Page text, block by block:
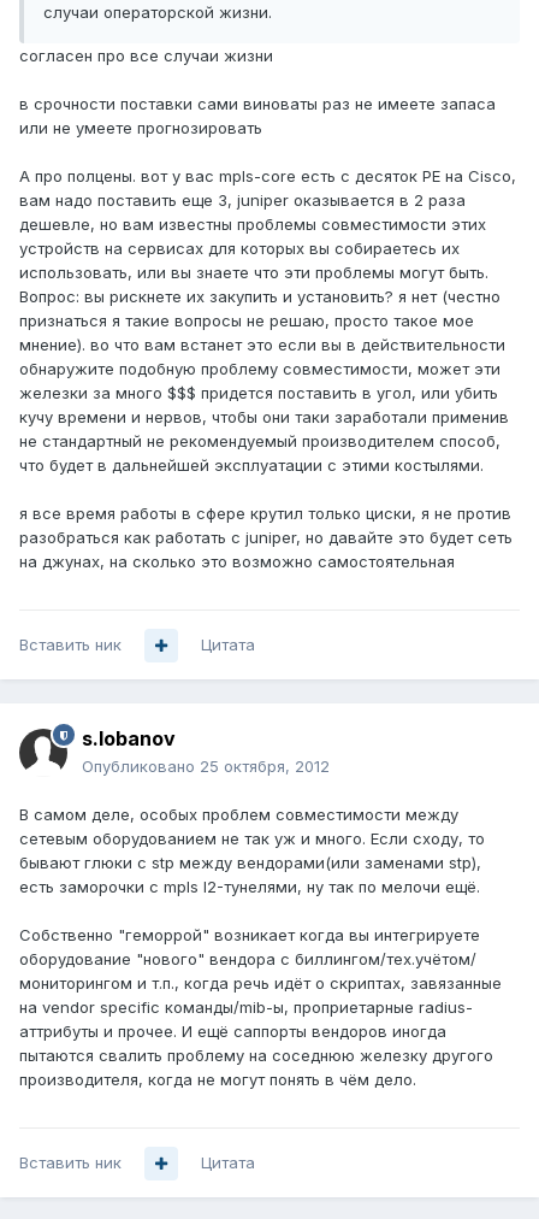
случаи операторской жизни.
согласен про все случаи жизни
в срочности поставки сами виноваты раз не имеете запаса
или не умеете прогнозировать
А про полцены. вот у вас mpls-core есть с десяток РЕ на Cisco,
вам надо поставить еще 3, juniper оказывается в 2 раза
дешевле, но вам известны проблемы совместимости этих
устройств на сервисах для которых вы собираетесь их
использовать, или вы знаете что эти проблемы могут быть.
Вопрос: вы рискнете их закупить и установить? я нет (честно
признаться я такие вопросы не решаю, просто такое мое
мнение). во что вам встанет это если вы в действительности
обнаружите подобную проблему совместимости, может эти
железки за много $$$ придется поставить в угол, или убить
кучу времени и нервов, чтобы они таки заработали применив
не стандартный не рекомендуемый производителем способ,
что будет в дальнейшей эксплуатации с этими костылями.
я все время работы в сфере крутил только циски, я не против
разобраться как работать с juniper, но давайте это будет сеть
на джунах, на сколько это возможно самостоятельная
Вставить ник Цитата
s.lobanov
Опубликовано 25 октября, 2012
В самом деле, особых проблем совместимости между
сетевым оборудованием не так уж и много. Если сходу, то
бывают глюки с stp между вендорами(или заменами stp),
есть заморочки с mpls l2-тунелями, ну так по мелочи ещё.
Собственно "геморрой" возникает когда вы интегрируете
оборудование "нового" вендора с биллингом/тех.учётом/
мониторингом и т.п., когда речь идёт о скриптах, завязанные
на vendor specific команды/mib-ы, проприетарные radius-
аттрибуты и прочее. И ещё саппорты вендоров иногда
пытаются свалить проблему на соседнюю железку другого
производителя, когда не могут понять в чём дело.
Вставить ник Цитата